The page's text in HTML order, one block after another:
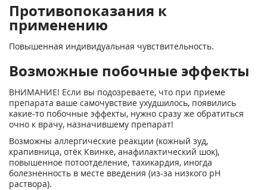
Противопоказания к
применению
Повышенная индивидуальная чувствительность.
Возможные побочные эффекты
ВНИМАНИЕ! Если вы подозреваете, что при приеме
препарата ваше самочувствие ухудшилось, появились
какие-то побочные эффекты, нужно сразу же обратиться
очно к врачу, назначившему препарат!
Возможны аллергические реакции (кожный зуд,
крапивница, отёк Квинке, анафилактический шок),
повышенное потоотделение, тахикардия, иногда
болезненность в месте введения (из-за низкого pH
раствора).